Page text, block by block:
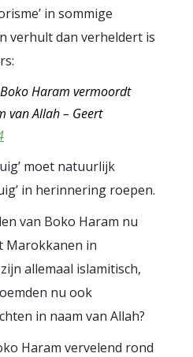
in sommige
verhult dan verheldert is
Haram vermoordt
van Allah – Geert
moet natuurlijk
in herinnering roepen.
van Boko Haram nu
Marokkanen in
allemaal islamitisch,
nu ook
in naam van Allah?
Haram vervelend rond